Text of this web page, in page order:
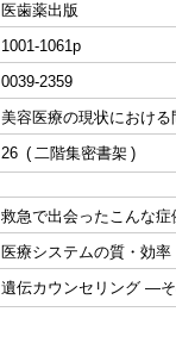
医歯薬出版
1001-1061p
0039-2359
美容医療の現状におけ
26 二階集密書架
救急で出会ったこんな
医療システムの質・効
遺伝カウンセリング ―